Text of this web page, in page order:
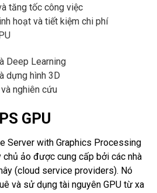
tăng tốc công việc
hoạt và tiết kiệm chi phí
Deep Learning
dựng hình 3D
nghiên cứu
GPU
Server with Graphics Processing
ảo được cung cấp bởi các nhà
(cloud service providers). Nó
và sử dụng tài nguyên GPU từ xa